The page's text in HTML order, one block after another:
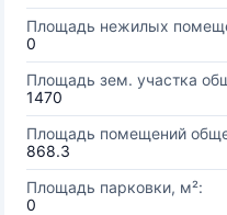
Площадь нежилых
0
Площадь зем. участка
1470
Площадь помещений
868.3
Площадь парковки, м²:
0